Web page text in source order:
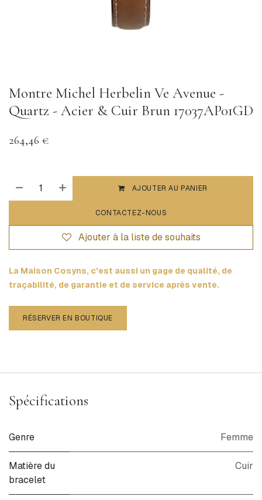
Montre Michel Herbelin Ve Avenue -
Quartz - Acier & Cuir Brun 17037AP01GD
264,46 €
AJOUTER AU PANIER
CONTACTEZ-NOUS
Ajouter à la liste de souhaits
La Maison Cosyns, c'est aussi un gage de qualité, de
traçabilité, de garantie et de service après vente.
RÉSERVER EN BOUTIQUE
Spécifications
Genre Femme
Matière du
bracelet
Cuir